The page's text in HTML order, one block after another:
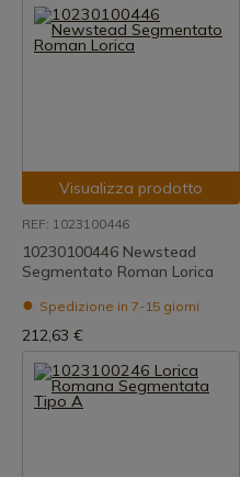
Visualizza prodotto
REF: 1023100446
10230100446 Newstead
Segmentato Roman Lorica
Spedizione in 7-15 giorni
212,63 €